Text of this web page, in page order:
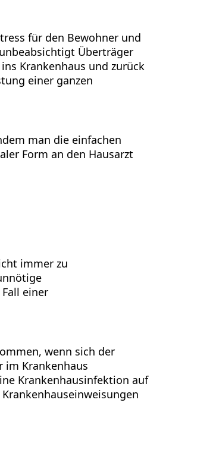
für den Bewohner und
Überträger
Krankenhaus und zurück
einer ganzen
man die einfachen
Form an den Hausarzt
immer zu
einer
wenn sich der
im Krankenhaus
Krankenhausinfektion auf